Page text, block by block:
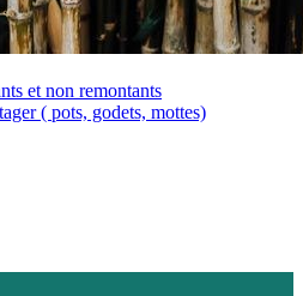
et non remontants
( pots, godets, mottes)